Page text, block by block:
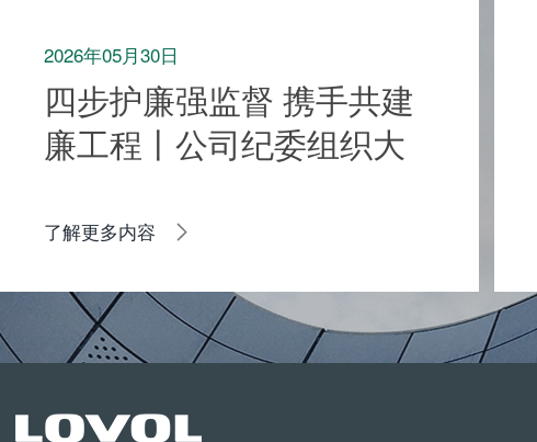
2026年05月30日
四步护廉强监督 携手共建
廉工程丨公司纪委组织大
开展廉洁共建活动
了解更多内容